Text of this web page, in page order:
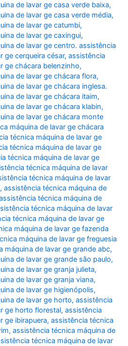
de lavar ge casa verde baixa,
de lavar ge casa verde média,
de lavar ge catumbi,
de lavar ge caxingui,
de lavar ge centro. assistência
ge cerqueira césar,assistência
ge chácara belenzinho,
de lavar ge chácara flora,
de lavar ge chácara inglesa.
de lavar ge chácara itaim,
de lavar ge chácara klabin,
de lavar ge chácara monte
máquina de lavar ge chácara
técnica máquina de lavar ge
técnica máquina de lavar ge
técnica máquina de lavar ge
técnica máquina de lavar
técnica máquina de lavar
,assistência técnica máquina de
técnica máquina de
técnica máquina de lavar
técnica máquina de lavar ge
máquina de lavar ge fazenda
máquina de lavar ge freguesia
máquina de lavar ge grande abc,
de lavar ge grande são paulo,
de lavar ge granja julieta,
de lavar ge granja viana,
de lavar ge higienópolis,
de lavar ge horto,assistência
ge horto florestal,assistência
ge ibirapuera,assistência técnica
,assistência técnica máquina de
técnica máquina de lavar